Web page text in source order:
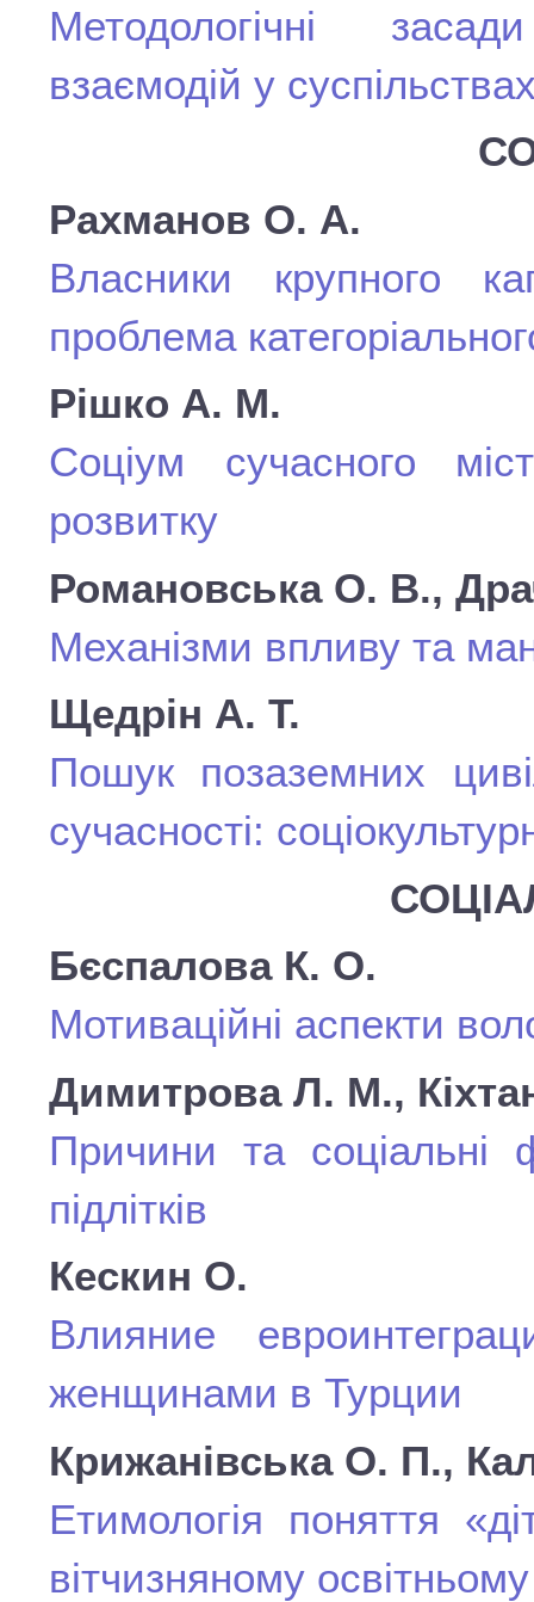
Методологічні
взаємодій у
Рахманов О. А.
Власники крупного
проблема
Рішко А. М.
Соціум сучасного
розвитку
Романовська О. В.,
Механізми впливу та
Щедрін А. Т.
Пошук позаземних
сучасності:
Бєспалова К. О.
Мотиваційні аспекти
Димитрова Л. М.,
Причини та соціальні
підлітків
Кескин О.
Влияние
женщинами в Турции
Крижанівська О. П.,
Етимологія поняття
вітчизняному